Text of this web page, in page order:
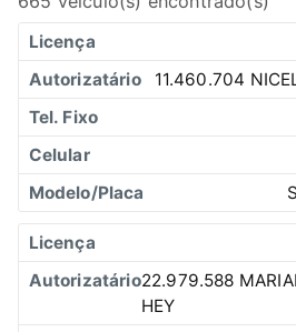
11.460.704
22.979.588
HEY